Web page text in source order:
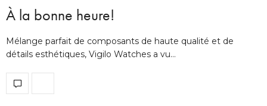
À la bonne heure!
Mélange parfait de composants de haute qualité et de
détails esthétiques, Vigilo Watches a vu…